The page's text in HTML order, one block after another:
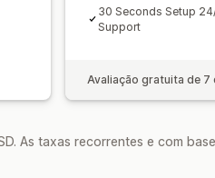
30 Seconds Setup
Support
Avaliação gratuita de 7
As taxas recorrentes e com